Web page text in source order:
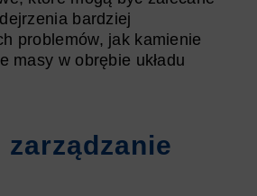
bardziej
problemów, jak kamienie
masy w obrębie układu
zarządzanie